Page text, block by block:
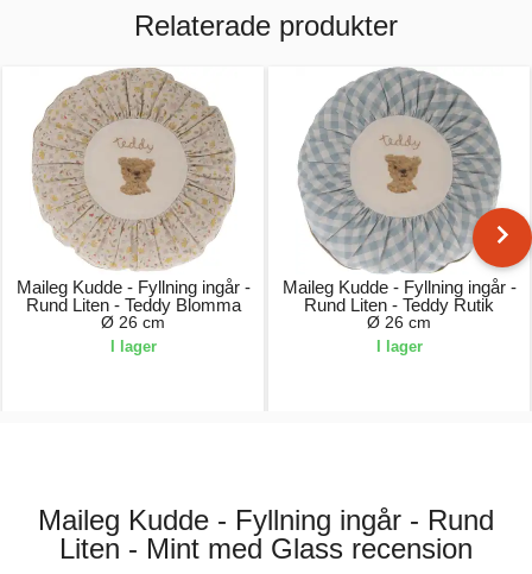
Relaterade produkter
Maileg Kudde - Fyllning ingår -
Rund Liten - Teddy Blomma
Ø 26 cm
I lager
Maileg Kudde - Fyllning ingår -
Rund Liten - Teddy Rutik
Ø 26 cm
I lager
Maileg Kudde - Fyllning ingår - Rund
Liten - Mint med Glass recension